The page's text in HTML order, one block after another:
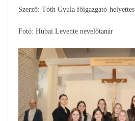
Szerző: Tóth Gyula főigazgató-helyettes
Fotó: Hubai Levente nevelőtanár